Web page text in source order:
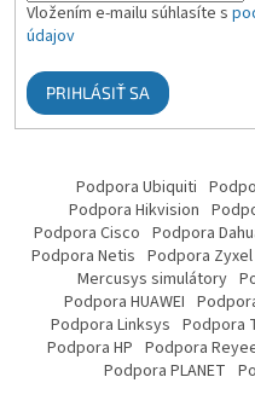
Vložením e-mailu súhlasíte s
údajov
PRIHLÁSIŤ SA
Podpora Ubiquiti
Podpora Hikvision
Podpora Cisco Podpora
Podpora Netis Podpora Zyxel
Mercusys simulátory
Podpora HUAWEI
Podpora Linksys Podpora
Podpora HP Podpora
Podpora PLANET